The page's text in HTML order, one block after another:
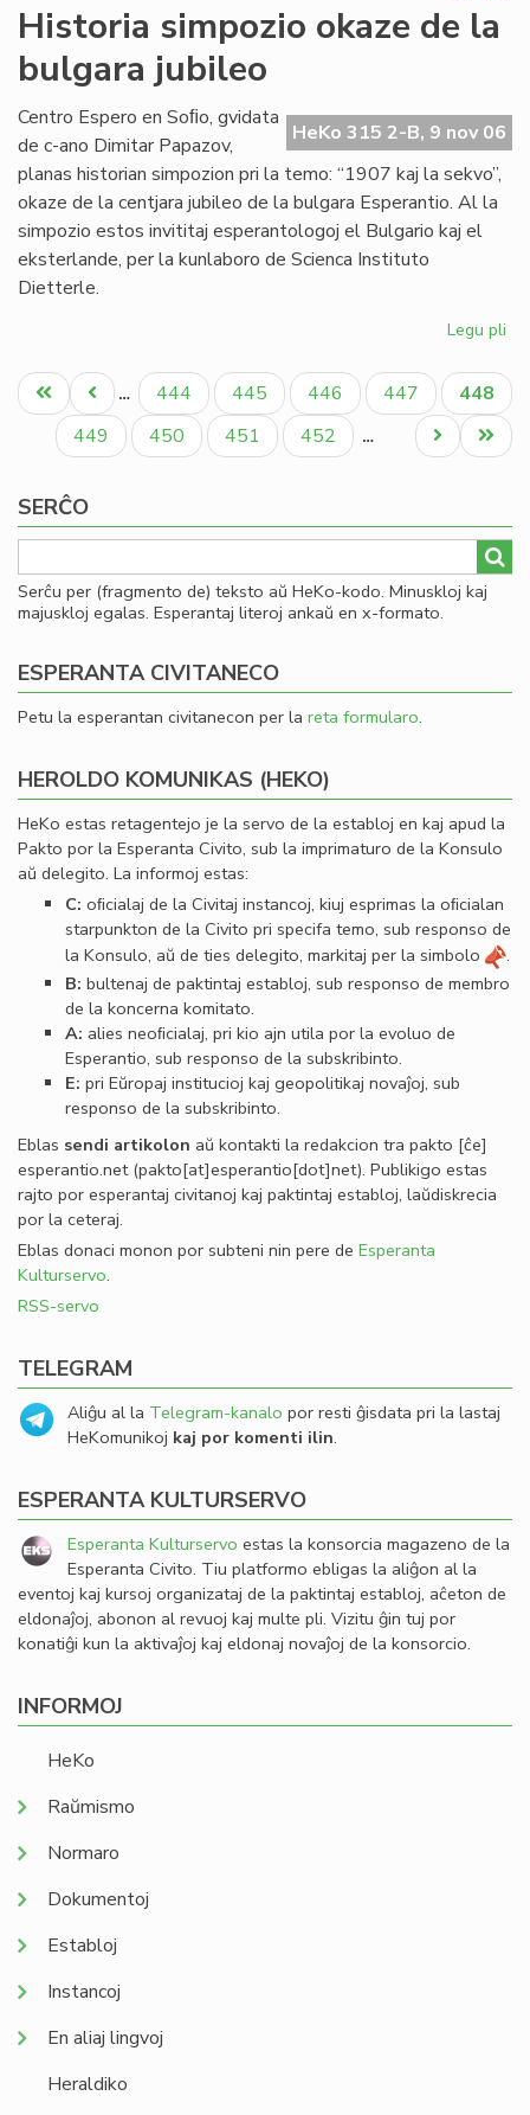
Historia simpozio okaze de la
bulgara jubileo
HeKo 315 2-B, 9 nov 06
Centro Espero en Soﬁo, gvidata
de c-ano Dimitar Papazov,
planas historian simpozion pri la temo: “1907 kaj la sekvo”,
okaze de la centjara jubileo de la bulgara Esperantio. Al la
simpozio estos invititaj esperantologoj el Bulgario kaj el
eksterlande, per la kunlaboro de Scienca Instituto
Dietterle.
Legu pli
de
la
Pagination
Unua
paĝo
Antaŭa
paĝo
… Paĝo
444 Paĝo
445 Paĝo
446 Paĝo
447
Aktuala
paĝo
448
Paĝo
449 Paĝo
450 Paĝo
451 Paĝo
452 …
Last
page
Next
page
SERĈO
Serĉu per (fragmento de) teksto aŭ HeKo-kodo. Minuskloj kaj
majuskloj egalas. Esperantaj literoj ankaŭ en x-formato.
ESPERANTA CIVITANECO
Petu la esperantan civitanecon per la reta formularo.
HEROLDO KOMUNIKAS (HEKO)
HeKo estas retagentejo je la servo de la establoj en kaj apud la
Pakto por la Esperanta Civito, sub la imprimaturo de la Konsulo
aŭ delegito. La informoj estas:
C: oﬁcialaj de la Civitaj instancoj, kiuj esprimas la oﬁcialan
starpunkton de la Civito pri specifa temo, sub responso de
la Konsulo, aŭ de ties delegito, markitaj per la simbolo
.
B: bultenaj de paktintaj establoj, sub responso de membro
de la koncerna komitato.
A: alies neoﬁcialaj, pri kio ajn utila por la evoluo de
Esperantio, sub responso de la subskribinto.
E: pri Eŭropaj institucioj kaj geopolitikaj novaĵoj, sub
responso de la subskribinto.
Eblas sendi artikolon aŭ kontakti la redakcion tra pakto [ĉe]
esperantio.net(pakto[at]esperantio[dot]net). Publikigo estas
rajto por esperantaj civitanoj kaj paktintaj establoj, laŭdiskrecia
por la ceteraj.
Eblas donaci monon por subteni nin pere de Esperanta
Kulturservo.
RSS-servo
TELEGRAM
Aliĝu al la Telegram-kanalo por resti ĝisdata pri la lastaj
HeKomunikoj kaj por komenti ilin.
ESPERANTA KULTURSERVO
Esperanta Kulturservo estas la konsorcia magazeno de la
Esperanta Civito. Tiu platformo ebligas la aliĝon al la
eventoj kaj kursoj organizataj de la paktintaj establoj, aĉeton de
eldonaĵoj, abonon al revuoj kaj multe pli. Vizitu ĝin tuj por
konatiĝi kun la aktivaĵoj kaj eldonaj novaĵoj de la konsorcio.
INFORMOJ
HeKo
Raŭmismo
Normaro
Dokumentoj
Establoj
Instancoj
En aliaj lingvoj
Heraldiko